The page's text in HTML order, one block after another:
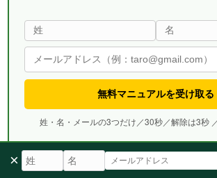
無料マニュアルを受け取る
姓・名・メールの3つだけ／30秒／解除は3秒
×